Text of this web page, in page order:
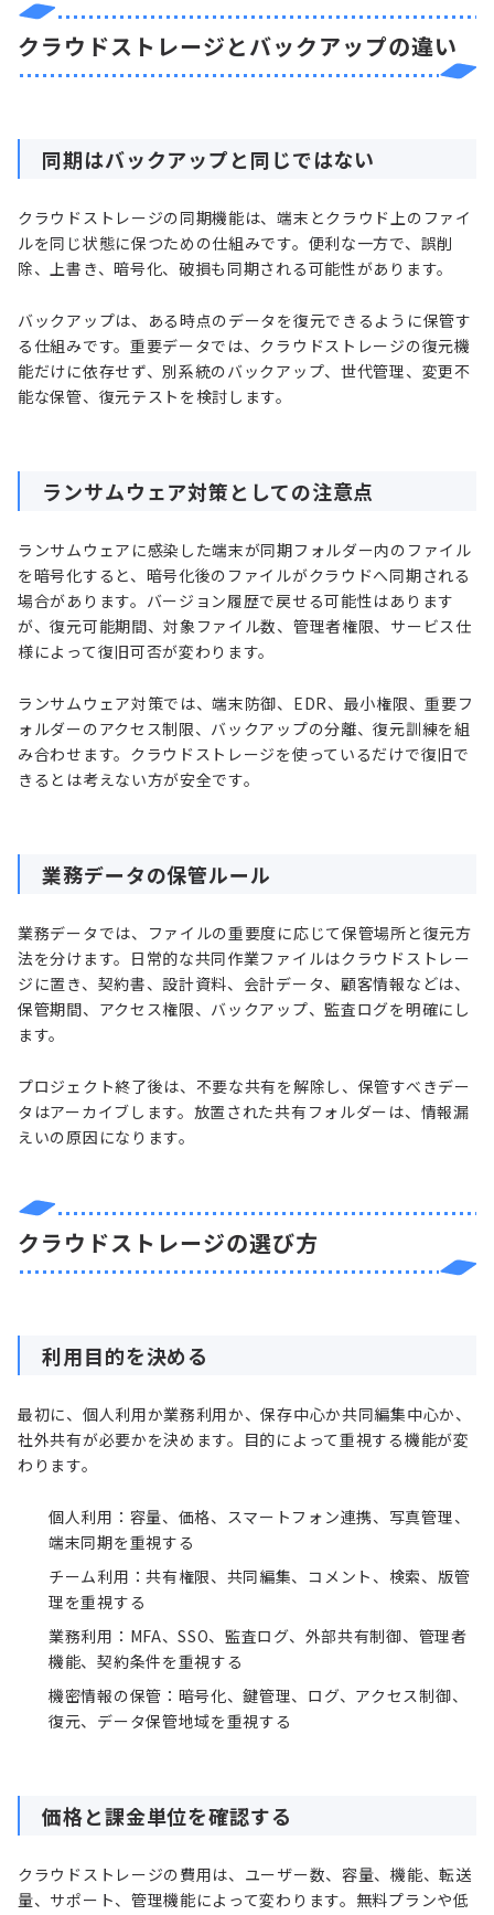
クラウドストレージとバックアップの違い
同期はバックアップと同じではない
クラウドストレージの同期機能は、端末とクラウド上のファイ
ルを同じ状態に保つための仕組みです。便利な一方で、誤削
除、上書き、暗号化、破損も同期される可能性があります。
バックアップは、ある時点のデータを復元できるように保管す
る仕組みです。重要データでは、クラウドストレージの復元機
能だけに依存せず、別系統のバックアップ、世代管理、変更不
能な保管、復元テストを検討します。
ランサムウェア対策としての注意点
ランサムウェアに感染した端末が同期フォルダー内のファイル
を暗号化すると、暗号化後のファイルがクラウドへ同期される
場合があります。バージョン履歴で戻せる可能性はあります
が、復元可能期間、対象ファイル数、管理者権限、サービス仕
様によって復旧可否が変わります。
ランサムウェア対策では、端末防御、EDR、最小権限、重要フ
ォルダーのアクセス制限、バックアップの分離、復元訓練を組
み合わせます。クラウドストレージを使っているだけで復旧で
きるとは考えない方が安全です。
業務データの保管ルール
業務データでは、ファイルの重要度に応じて保管場所と復元方
法を分けます。日常的な共同作業ファイルはクラウドストレー
ジに置き、契約書、設計資料、会計データ、顧客情報などは、
保管期間、アクセス権限、バックアップ、監査ログを明確にし
ます。
プロジェクト終了後は、不要な共有を解除し、保管すべきデー
タはアーカイブします。放置された共有フォルダーは、情報漏
えいの原因になります。
クラウドストレージの選び方
利用目的を決める
最初に、個人利用か業務利用か、保存中心か共同編集中心か、
社外共有が必要かを決めます。目的によって重視する機能が変
わります。
個人利用：容量、価格、スマートフォン連携、写真管理、
端末同期を重視する
チーム利用：共有権限、共同編集、コメント、検索、版管
理を重視する
業務利用：MFA、SSO、監査ログ、外部共有制御、管理者
機能、契約条件を重視する
機密情報の保管：暗号化、鍵管理、ログ、アクセス制御、
復元、データ保管地域を重視する
価格と課金単位を確認する
クラウドストレージの費用は、ユーザー数、容量、機能、転送
量、サポート、管理機能によって変わります。無料プランや低